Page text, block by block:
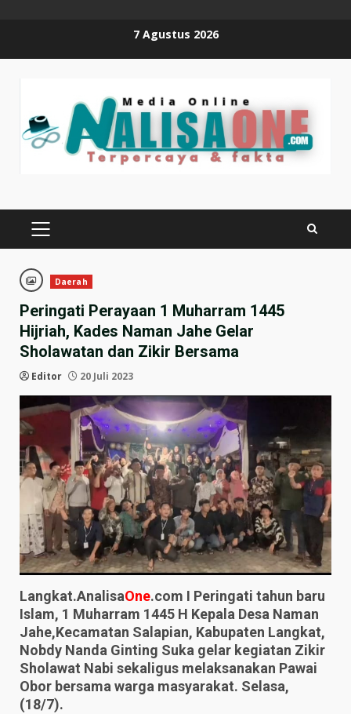
7 Agustus 2026
PRIMARY
Daerah
Peringati Perayaan 1 Muharram 1445
Hijriah, Kades Naman Jahe Gelar
Sholawatan dan Zikir Bersama
Editor 20 Juli 2023
Langkat.AnalisaOne.com I Peringati tahun baru
Islam, 1 Muharram 1445 H Kepala Desa Naman
Jahe,Kecamatan Salapian, Kabupaten Langkat,
Nobdy Nanda Ginting Suka gelar kegiatan Zikir
Sholawat Nabi sekaligus melaksanakan Pawai
Obor bersama warga masyarakat. Selasa,
(18/7).